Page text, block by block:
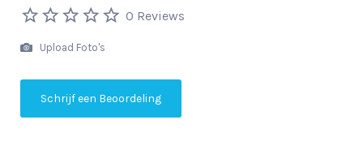
0 Reviews
Upload Foto's
Schrijf een Beoordeling